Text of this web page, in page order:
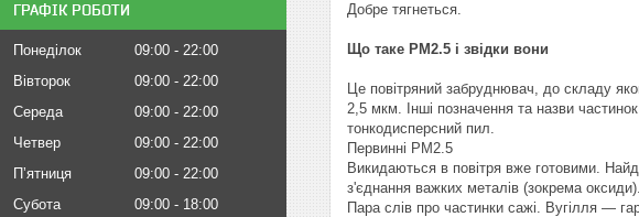
ГРАФІК РОБОТИ
Понеділок 09:00
22:00
Вівторок
09:00
22:00
Середа
09:00
22:00
Четвер
09:00
22:00
Пʼятниця
09:00
22:00
Субота
09:00
18:00
Добре тягнеться.
Що таке РМ2.5 і звідки вони
Це повітряний забруднювач, до складу
2,5 мкм. Інші позначення та назви
тонкодисперсний пил.
Первинні РМ2.5
Викидаються в повітря вже готовими.
з'єднання важких металів (зокрема
Пара слів про частинки сажі. Вугілля —